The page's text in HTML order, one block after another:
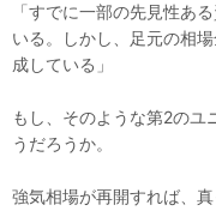
「すでに一部の先見性あ
いる。しかし、足元の相
成している」
もし、そのような第2のユ
うだろうか。
強気相場が再開すれば、